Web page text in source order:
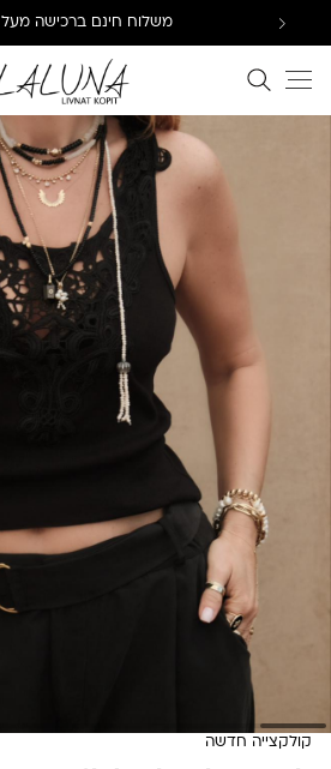
משלוח חינם ברכישה מעל 800 ₪
חיפוש באתר
קולקצייה חדשה